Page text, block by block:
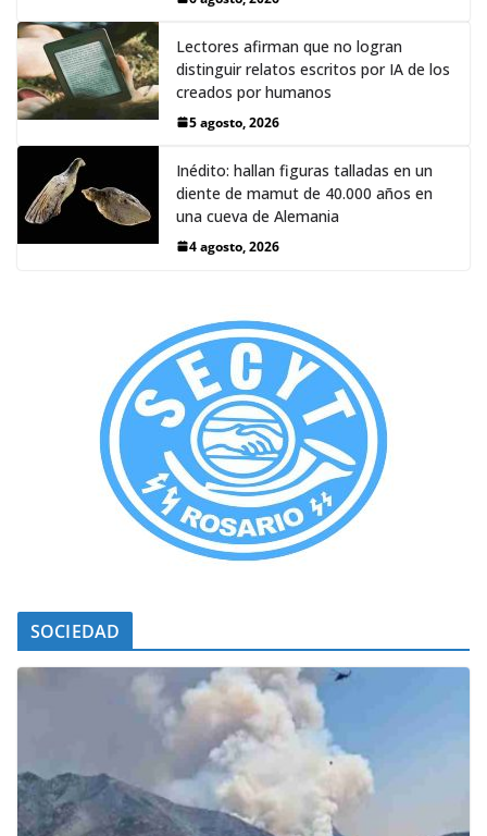
Lectores afirman que no logran
distinguir relatos escritos por IA de los
creados por humanos
5 agosto, 2026
Inédito: hallan figuras talladas en un
diente de mamut de 40.000 años en
una cueva de Alemania
4 agosto, 2026
SOCIEDAD